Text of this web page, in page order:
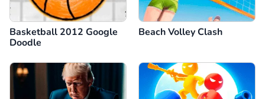
Basketball 2012 Google
Doodle
Beach Volley Clash